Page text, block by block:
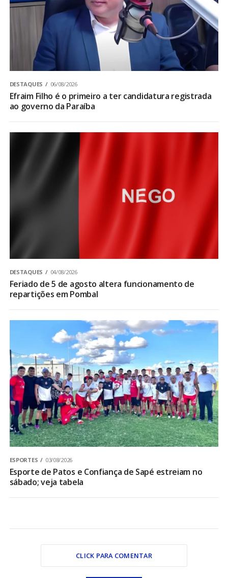
DESTAQUES 06/08/2026
Efraim Filho é o primeiro a ter candidatura registrada
ao governo da Paraíba
DESTAQUES 04/08/2026
Feriado de 5 de agosto altera funcionamento de
repartições em Pombal
ESPORTES 03/08/2026
Esporte de Patos e Confiança de Sapé estreiam no
sábado; veja tabela
CLICK PARA COMENTAR